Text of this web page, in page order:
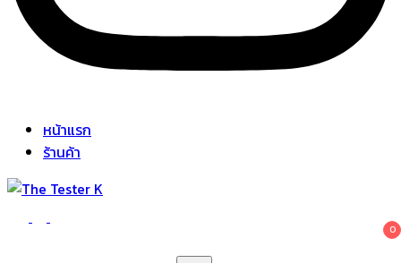
หน้าแรก
ร้านค้า
The Tester K
Korean cosmetics 0